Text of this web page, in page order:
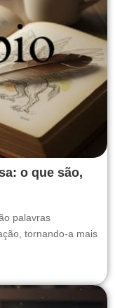
o que são,
palavras
tornando-a mais